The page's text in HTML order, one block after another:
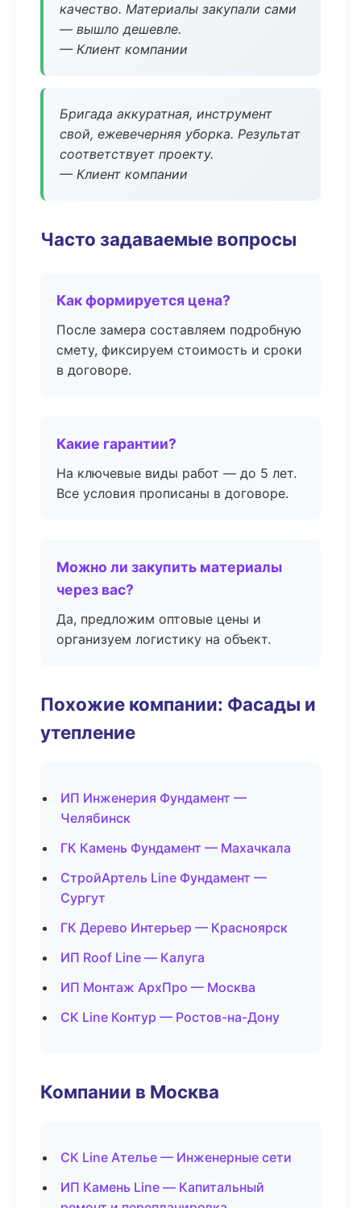
качество. Материалы закупали сами
— вышло дешевле.
— Клиент компании
Бригада аккуратная, инструмент
свой, ежевечерняя уборка. Результат
соответствует проекту.
— Клиент компании
Часто задаваемые вопросы
Как формируется цена?
После замера составляем подробную
смету, фиксируем стоимость и сроки
в договоре.
Какие гарантии?
На ключевые виды работ — до 5 лет.
Все условия прописаны в договоре.
Можно ли закупить материалы
через вас?
Да, предложим оптовые цены и
организуем логистику на объект.
Похожие компании: Фасады и
утепление
ИП Инженерия Фундамент —
Челябинск
ГК Камень Фундамент — Махачкала
СтройАртель Line Фундамент —
Сургут
ГК Дерево Интерьер — Красноярск
ИП Roof Line — Калуга
ИП Монтаж АрхПро — Москва
СК Line Контур — Ростов-на-Дону
Компании в Москва
СК Line Ателье — Инженерные сети
ИП Камень Line — Капитальный